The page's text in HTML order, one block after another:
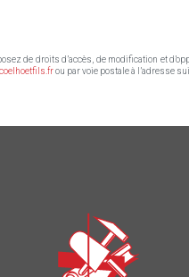
de droits d’accès, de modification et
ou par voie postale à l’adresse